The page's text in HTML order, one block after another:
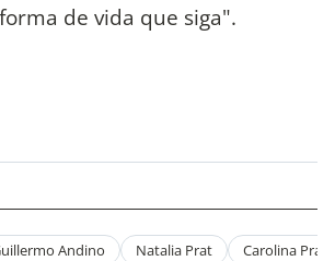
de vida que siga".
Andino Natalia Prat Carolina Prat